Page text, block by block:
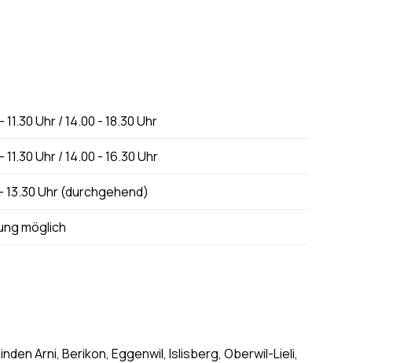
11.30 Uhr / 14.00 - 18.30 Uhr
11.30 Uhr / 14.00 - 16.30 Uhr
13.30 Uhr (durchgehend)
möglich
Arni, Berikon, Eggenwil, Islisberg, Oberwil-Lieli,